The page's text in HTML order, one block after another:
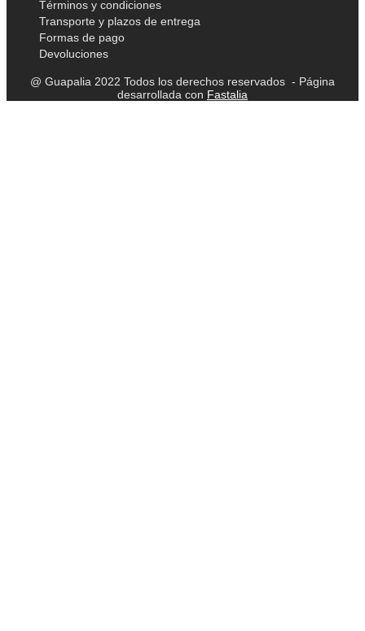
Términos y condiciones
Transporte y plazos de entrega
Formas de pago
Devoluciones
@ Guapalia 2022 Todos los derechos reservados - Página
desarrollada con Fastalia